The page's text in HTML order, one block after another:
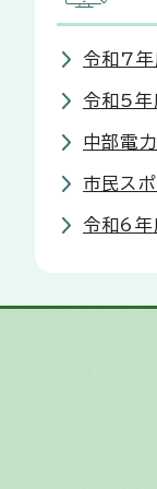
令和7年
令和5年
中部電
市民ス
令和6年